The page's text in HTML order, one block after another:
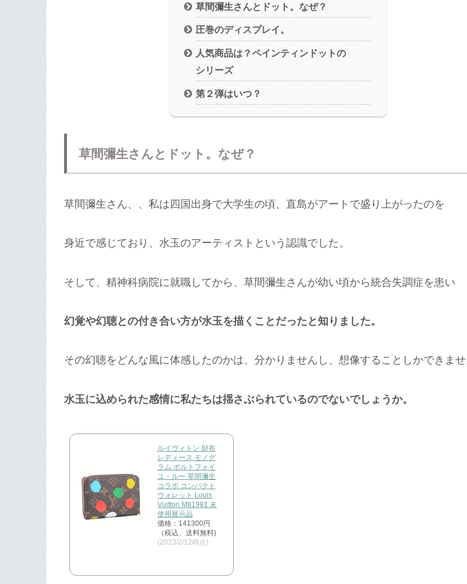
草間彌生さんとドット。なぜ？
圧巻のディスプレイ。
人気商品は？ペインティンドットの
シリーズ
第２弾はいつ？
草間彌生さんとドット。なぜ？
草間彌生さん、、私は四国出身で大学生の頃、直島がアートで盛り上がったのを
身近で感じており、水玉のアーティストという認識でした。
そして、精神科病院に就職してから、草間彌生さんが幼い頃から統合失調症を患い
幻覚や幻聴との付き合い方が水玉を描くことだったと知りました。
その幻聴をどんな風に体感したのかは、分かりませんし、想像することしかできま
水玉に込められた感情に私たちは揺さぶられているのでないでしょうか。
ルイヴィトン 財布
レディース モノグ
ラム ポルトフォイ
ユ・ルー 草間彌生
コラボ コンパクト
ウォレット Louis
Vuitton M81981 未
使用展示品
価格：141300円
（税込、送料無料)
(2023/2/12時点)